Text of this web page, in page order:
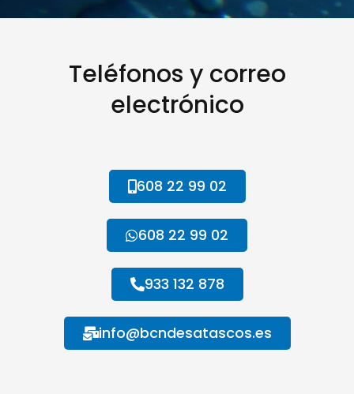
Teléfonos y correo
electrónico
608 22 99 02
608 22 99 02
933 132 878
info@bcndesatascos.es